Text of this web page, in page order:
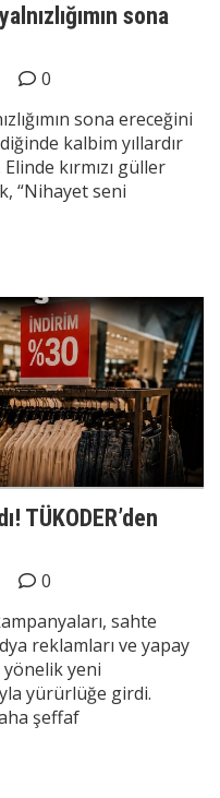
sona
0
sona ereceğini
kalbim yıllardır
kırmızı güller
“Nihayet seni
TÜKODER’den
0
sahte
reklamları ve yapay
yeni
yürürlüğe girdi.
şeffaf